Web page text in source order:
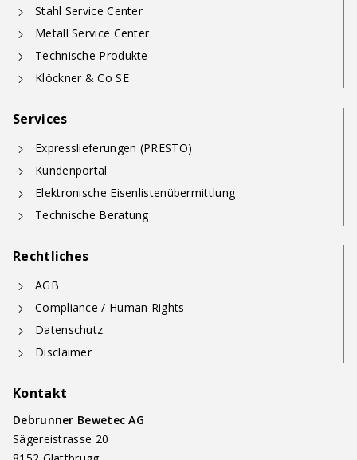
Stahl Service Center
Metall Service Center
Technische Produkte
Klöckner & Co SE
Services
Expresslieferungen (PRESTO)
Kundenportal
Elektronische Eisenlistenübermittlung
Technische Beratung
Rechtliches
AGB
Compliance / Human Rights
Datenschutz
Disclaimer
Kontakt
Debrunner Bewetec AG
Sägereistrasse 20